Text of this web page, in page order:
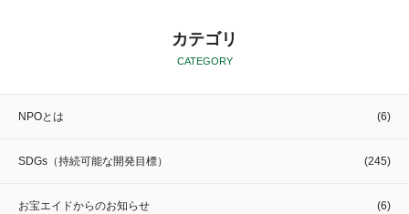
カテゴリ
CATEGORY
NPOとは (6)
SDGs（持続可能な開発目標） (245)
お宝エイドからのお知らせ (6)